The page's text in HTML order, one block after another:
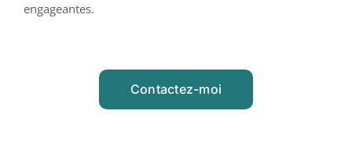
engageantes.
Contactez-moi